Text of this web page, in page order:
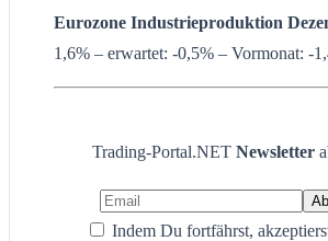
Eurozone Industrieproduktion
1,6% – erwartet: -0,5% – Vormonat: -
Trading-Portal.NET Newsletter
Indem Du fortfährst,